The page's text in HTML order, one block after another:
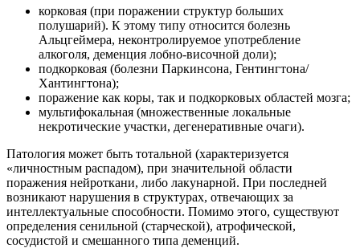
корковая (при поражении структур больших
полушарий). К этому типу относится болезнь
Альцгеймера, неконтролируемое употребление
алкоголя, деменция лобно-височной доли);
подкорковая (болезни Паркинсона, Гентингтона/
Хантингтона);
поражение как коры, так и подкорковых областей мозга;
мультифокальная (множественные локальные
некротические участки, дегенеративные очаги).
Патология может быть тотальной (характеризуется
«личностным распадом), при значительной области
поражения нейроткани, либо лакунарной. При последней
возникают нарушения в структурах, отвечающих за
интеллектуальные способности. Помимо этого, существуют
определения сенильной (старческой), атрофической,
сосудистой и смешанного типа деменций.